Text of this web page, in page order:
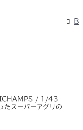
B
/ 1/43
スーパーアグリの